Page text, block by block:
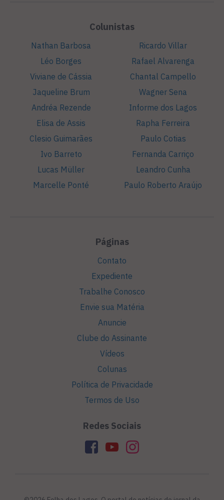
Colunistas
Nathan Barbosa
Léo Borges
Viviane de Cássia
Jaqueline Brum
Andréa Rezende
Elisa de Assis
Clesio Guimarães
Ivo Barreto
Lucas Müller
Marcelle Ponté
Ricardo Villar
Rafael Alvarenga
Chantal Campello
Wagner Sena
Informe dos Lagos
Rapha Ferreira
Paulo Cotias
Fernanda Carriço
Leandro Cunha
Paulo Roberto Araújo
Páginas
Contato
Expediente
Trabalhe Conosco
Envie sua Matéria
Anuncie
Clube do Assinante
Vídeos
Colunas
Política de Privacidade
Termos de Uso
Redes Sociais